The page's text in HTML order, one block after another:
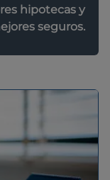
hipotecas y
seguros.